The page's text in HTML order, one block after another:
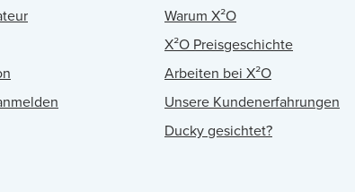
Warum X²O
X²O Preisgeschichte
Arbeiten bei X²O
Unsere Kundenerfahrungen
Ducky gesichtet?